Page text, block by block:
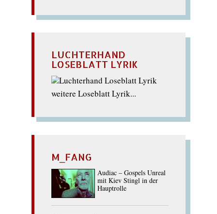
LUCHTERHAND
LOSEBLATT LYRIK
weitere Loseblatt Lyrik...
M_FANG
Audiac – Gospels Unreal
mit Kiev Stingl in der
Hauptrolle